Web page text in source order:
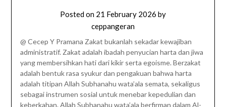
Posted on 21 February 2026 by
ceppangeran
@ Cecep Y Pramana Zakat bukanlah sekadar kewajiban
administratif. Zakat adalah ibadah penyucian harta dan jiwa
yang membersihkan hati dari kikir serta egoisme. Berzakat
adalah bentuk rasa syukur dan pengakuan bahwa harta
adalah titipan Allah Subhanahu wata’ala semata, sekaligus
sebagai instrumen sosial untuk menebar kepedulian dan
keberkahan. Allah Subhanahu wata’ala berfirman dalam Al-